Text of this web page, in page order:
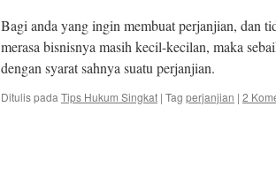
Bagi anda yang ingin membuat perjanjian, dan
merasa bisnisnya masih kecil-kecilan, maka
dengan syarat sahnya suatu perjanjian.
Ditulis pada Tips Hukum Singkat | Tag perjanjian | 2